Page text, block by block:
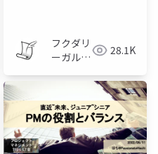
フクダリ
ーガルコ
ビシス司
法書士法
人
28.1K